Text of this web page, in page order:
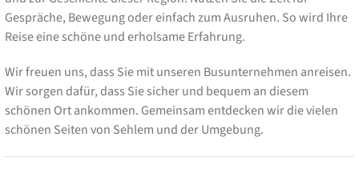
Gespräche, Bewegung oder einfach zum Ausruhen. So wird Ihre
Reise eine schöne und erholsame Erfahrung.
Wir freuen uns, dass Sie mit unseren Busunternehmen anreisen.
Wir sorgen dafür, dass Sie sicher und bequem an diesem
schönen Ort ankommen. Gemeinsam entdecken wir die vielen
schönen Seiten von Sehlem und der Umgebung.